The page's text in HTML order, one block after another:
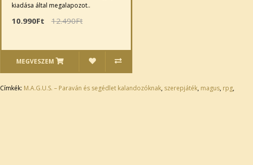
kiadása által megalapozot..
10.990Ft 12.490Ft
MEGVESZEM
Címkék: M.A.G.U.S. – Paraván és segédlet kalandozóknak, szerepjáték, magus, rpg,